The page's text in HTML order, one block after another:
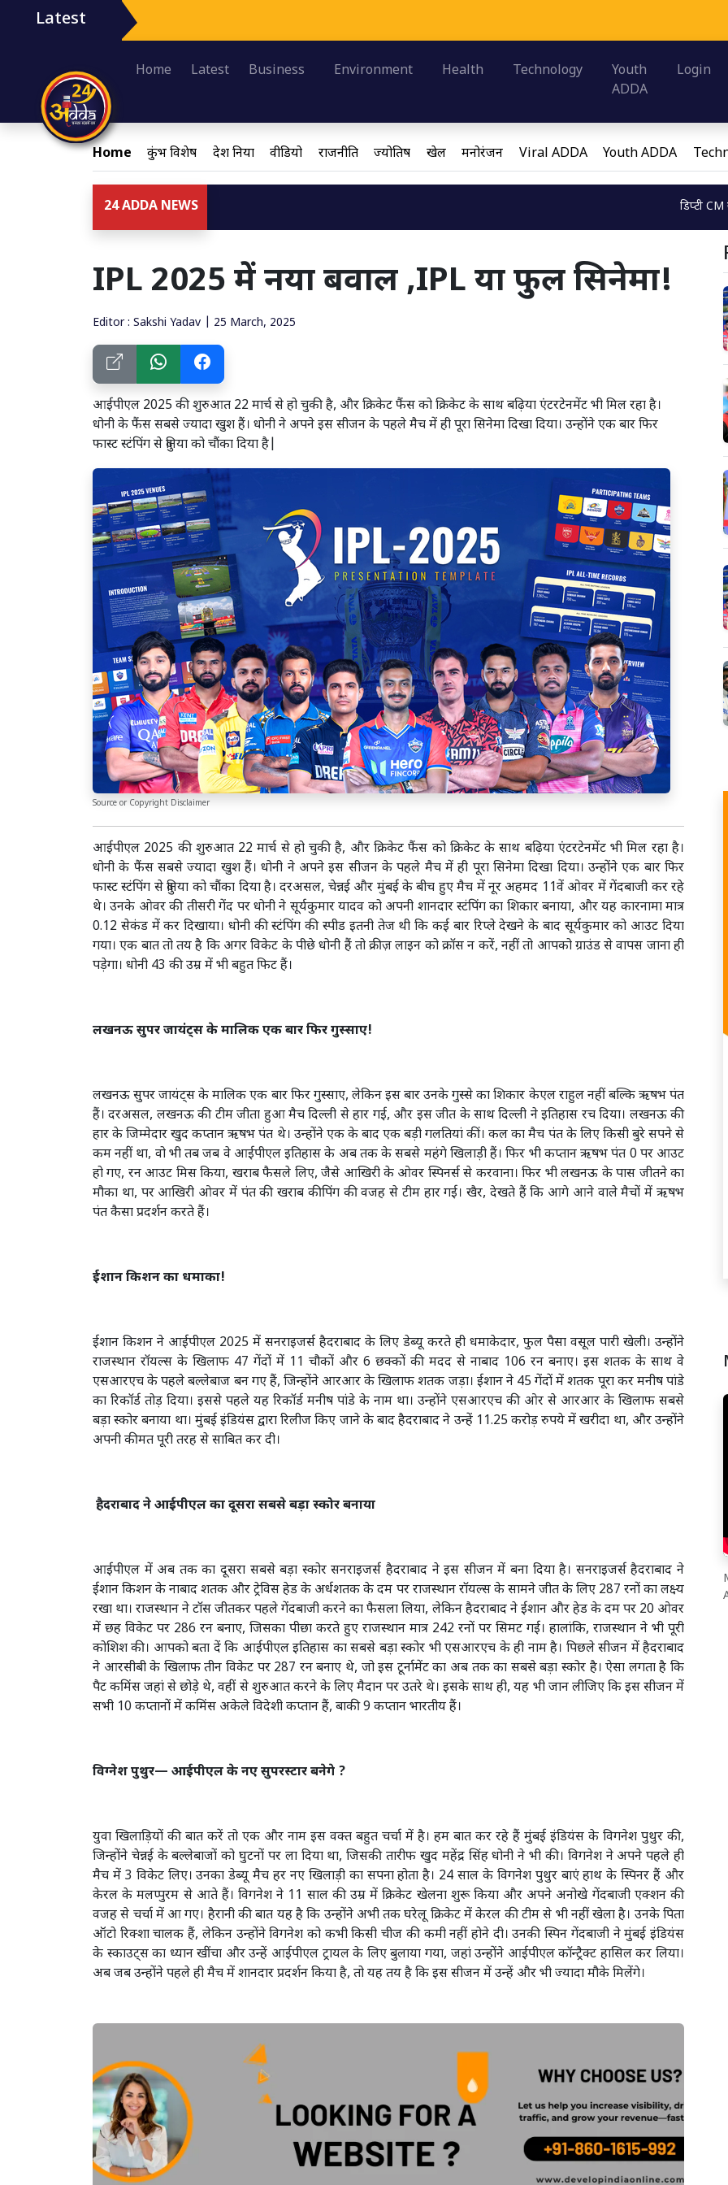
Latest
Home Latest Business Environment Health Technology
Youth
ADDA
Login
Home कुंभ विशेष देश दुनिया वीडियो राजनीति ज्योतिष खेल मनोरंजन Viral ADDA Youth ADDA
24 ADDA NEWS डिप्टी CM ब्रजेश पाठक
IPL 2025 में नया बवाल ,IPL या फुल सिनेमा!
Editor : Sakshi Yadav | 25 March, 2025
आईपीएल 2025 की शुरुआत 22 मार्च से हो चुकी है, और क्रिकेट फैंस को क्रिकेट के साथ बढ़िया एंटरटेनमेंट भी मिल रहा है।
धोनी के फैंस सबसे ज्यादा खुश हैं। धोनी ने अपने इस सीजन के पहले मैच में ही पूरा सिनेमा दिखा दिया। उन्होंने एक बार फिर
फास्ट स्टंपिंग से दुनिया को चौंका दिया है|
Source or Copyright Disclaimer
आईपीएल 2025 की शुरुआत 22 मार्च से हो चुकी है, और क्रिकेट फैंस को क्रिकेट के साथ बढ़िया एंटरटेनमेंट भी मिल रहा है।
धोनी के फैंस सबसे ज्यादा खुश हैं। धोनी ने अपने इस सीजन के पहले मैच में ही पूरा सिनेमा दिखा दिया। उन्होंने एक बार फिर
फास्ट स्टंपिंग से दुनिया को चौंका दिया है। दरअसल, चेन्नई और मुंबई के बीच हुए मैच में नूर अहमद 11वें ओवर में गेंदबाजी कर रहे
थे। उनके ओवर की तीसरी गेंद पर धोनी ने सूर्यकुमार यादव को अपनी शानदार स्टंपिंग का शिकार बनाया, और यह कारनामा मात्र
0.12 सेकंड में कर दिखाया। धोनी की स्टंपिंग की स्पीड इतनी तेज थी कि कई बार रिप्ले देखने के बाद सूर्यकुमार को आउट दिया
गया। एक बात तो तय है कि अगर विकेट के पीछे धोनी हैं तो क्रीज़ लाइन को क्रॉस न करें, नहीं तो आपको ग्राउंड से वापस जाना ही
पड़ेगा। धोनी 43 की उम्र में भी बहुत फिट हैं।
लखनऊ सुपर जायंट्स के मालिक एक बार फिर गुस्साए!
लखनऊ सुपर जायंट्स के मालिक एक बार फिर गुस्साए, लेकिन इस बार उनके गुस्से का शिकार केएल राहुल नहीं बल्कि ऋषभ पंत
हैं। दरअसल, लखनऊ की टीम जीता हुआ मैच दिल्ली से हार गई, और इस जीत के साथ दिल्ली ने इतिहास रच दिया। लखनऊ की
हार के जिम्मेदार खुद कप्तान ऋषभ पंत थे। उन्होंने एक के बाद एक बड़ी गलतियां कीं। कल का मैच पंत के लिए किसी बुरे सपने से
कम नहीं था, वो भी तब जब वे आईपीएल इतिहास के अब तक के सबसे महंगे खिलाड़ी हैं। फिर भी कप्तान ऋषभ पंत 0 पर आउट
हो गए, रन आउट मिस किया, खराब फैसले लिए, जैसे आखिरी के ओवर स्पिनर्स से करवाना। फिर भी लखनऊ के पास जीतने का
मौका था, पर आखिरी ओवर में पंत की खराब कीपिंग की वजह से टीम हार गई। खैर, देखते हैं कि आगे आने वाले मैचों में ऋषभ
पंत कैसा प्रदर्शन करते हैं।
ईशान किशन का धमाका!
ईशान किशन ने आईपीएल 2025 में सनराइजर्स हैदराबाद के लिए डेब्यू करते ही धमाकेदार, फुल पैसा वसूल पारी खेली। उन्होंने
राजस्थान रॉयल्स के खिलाफ 47 गेंदों में 11 चौकों और 6 छक्कों की मदद से नाबाद 106 रन बनाए। इस शतक के साथ वे
एसआरएच के पहले बल्लेबाज बन गए हैं, जिन्होंने आरआर के खिलाफ शतक जड़ा। ईशान ने 45 गेंदों में शतक पूरा कर मनीष पांडे
का रिकॉर्ड तोड़ दिया। इससे पहले यह रिकॉर्ड मनीष पांडे के नाम था। उन्होंने एसआरएच की ओर से आरआर के खिलाफ सबसे
बड़ा स्कोर बनाया था। मुंबई इंडियंस द्वारा रिलीज किए जाने के बाद हैदराबाद ने उन्हें 11.25 करोड़ रुपये में खरीदा था, और उन्होंने
अपनी कीमत पूरी तरह से साबित कर दी।
हैदराबाद ने आईपीएल का दूसरा सबसे बड़ा स्कोर बनाया
आईपीएल में अब तक का दूसरा सबसे बड़ा स्कोर सनराइजर्स हैदराबाद ने इस सीजन में बना दिया है। सनराइजर्स हैदराबाद ने
ईशान किशन के नाबाद शतक और ट्रेविस हेड के अर्धशतक के दम पर राजस्थान रॉयल्स के सामने जीत के लिए 287 रनों का लक्ष्य
रखा था। राजस्थान ने टॉस जीतकर पहले गेंदबाजी करने का फैसला लिया, लेकिन हैदराबाद ने ईशान और हेड के दम पर 20 ओवर
में छह विकेट पर 286 रन बनाए, जिसका पीछा करते हुए राजस्थान मात्र 242 रनों पर सिमट गई। हालांकि, राजस्थान ने भी पूरी
कोशिश की। आपको बता दें कि आईपीएल इतिहास का सबसे बड़ा स्कोर भी एसआरएच के ही नाम है। पिछले सीजन में हैदराबाद
ने आरसीबी के खिलाफ तीन विकेट पर 287 रन बनाए थे, जो इस टूर्नामेंट का अब तक का सबसे बड़ा स्कोर है। ऐसा लगता है कि
पैट कमिंस जहां से छोड़े थे, वहीं से शुरुआत करने के लिए मैदान पर उतरे थे। इसके साथ ही, यह भी जान लीजिए कि इस सीजन में
सभी 10 कप्तानों में कमिंस अकेले विदेशी कप्तान हैं, बाकी 9 कप्तान भारतीय हैं।
विग्नेश पुथुर— आईपीएल के नए सुपरस्टार बनेगे ?
युवा खिलाड़ियों की बात करें तो एक और नाम इस वक्त बहुत चर्चा में है। हम बात कर रहे हैं मुंबई इंडियंस के विगनेश पुथुर की,
जिन्होंने चेन्नई के बल्लेबाजों को घुटनों पर ला दिया था, जिसकी तारीफ खुद महेंद्र सिंह धोनी ने भी की। विगनेश ने अपने पहले ही
मैच में 3 विकेट लिए। उनका डेब्यू मैच हर नए खिलाड़ी का सपना होता है। 24 साल के विगनेश पुथुर बाएं हाथ के स्पिनर हैं और
केरल के मलप्पुरम से आते हैं। विगनेश ने 11 साल की उम्र में क्रिकेट खेलना शुरू किया और अपने अनोखे गेंदबाजी एक्शन की
वजह से चर्चा में आ गए। हैरानी की बात यह है कि उन्होंने अभी तक घरेलू क्रिकेट में केरल की टीम से भी नहीं खेला है। उनके पिता
ऑटो रिक्शा चालक हैं, लेकिन उन्होंने विगनेश को कभी किसी चीज की कमी नहीं होने दी। उनकी स्पिन गेंदबाजी ने मुंबई इंडियंस
के स्काउट्स का ध्यान खींचा और उन्हें आईपीएल ट्रायल के लिए बुलाया गया, जहां उन्होंने आईपीएल कॉन्ट्रैक्ट हासिल कर लिया।
अब जब उन्होंने पहले ही मैच में शानदार प्रदर्शन किया है, तो यह तय है कि इस सीजन में उन्हें और भी ज्यादा मौके मिलेंगे।